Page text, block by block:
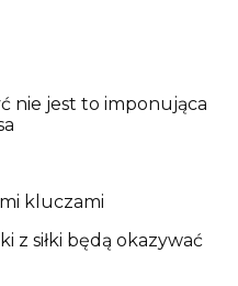
nie jest to imponująca
kluczami
z siłki będą okazywać